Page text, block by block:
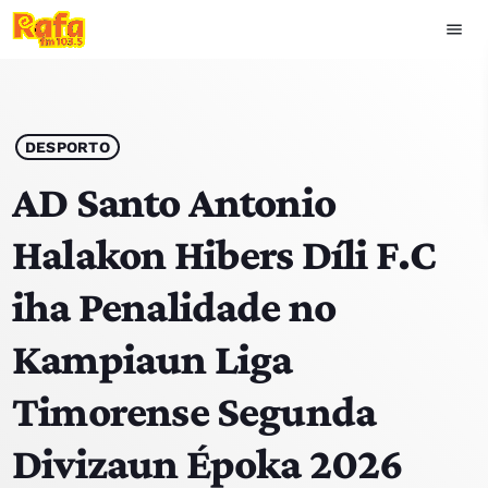
menu
play_arrow OUVIR RAFA
HOME
NOTISIA
EKIPA
TOP 15
PODCAST SIRA
DESPORTO
AD Santo Antonio
Halakon Hibers Díli F.C
iha Penalidade no
Kampiaun Liga
Timorense Segunda
Divizaun Époka 2026